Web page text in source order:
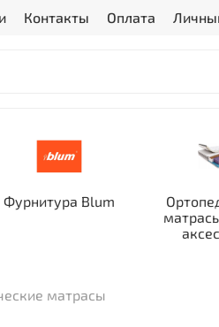
Контакты Оплата
Фурнитура Blum
матрасы